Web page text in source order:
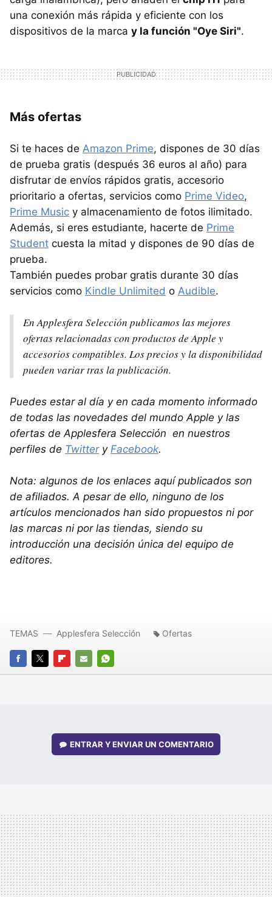
una conexión más rápida y eficiente con los
dispositivos de la marca y la función "Oye Siri".
Más ofertas
Si te haces de Amazon Prime, dispones de 30 días
de prueba gratis (después 36 euros al año) para
disfrutar de envíos rápidos gratis, accesorio
prioritario a ofertas, servicios como Prime Video,
Prime Music y almacenamiento de fotos ilimitado.
Además, si eres estudiante, hacerte de Prime
Student cuesta la mitad y dispones de 90 días de
prueba.
También puedes probar gratis durante 30 días
servicios como Kindle Unlimited o Audible.
En Applesfera Selección publicamos las mejores
ofertas relacionadas con productos de Apple y
accesorios compatibles. Los precios y la disponibilidad
pueden variar tras la publicación.
Puedes estar al día y en cada momento informado
de todas las novedades del mundo Apple y las
ofertas de Applesfera Selección en nuestros
perfiles de Twittery Facebook.
Nota: algunos de los enlaces aquí publicados son
de afiliados. A pesar de ello, ninguno de los
artículos mencionados han sido propuestos ni por
las marcas ni por las tiendas, siendo su
introducción una decisión única del equipo de
editores.
FACEBOOK
TWITTERFLIPBOARD
E-
WHATSAPP
TEMAS Applesfera Selección Ofertas
ENTRAR Y ENVIAR UN COMENTARIO